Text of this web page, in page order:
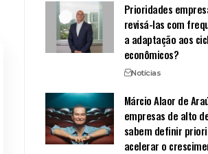
Prioridades
revisá-las com
a adaptação aos
econômicos?
Notícias
Márcio Alaor de
empresas de alto
sabem definir
acelerar o